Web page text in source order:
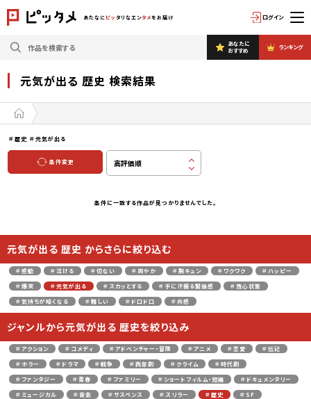
あたなに ピッ タリなエンタメをお届け ログイン
あなたに
おすすめ
ランキング
元気が出る 歴史 検索結果
＃歴史 ＃元気が出る
条件変更
条件に一致する作品が見つかりませんでした。
元気が出る 歴史 からさらに絞り込む
＃感動 ＃泣ける ＃切ない ＃爽やか ＃胸キュン ＃ワクワク
＃ハッピー
＃爆笑
＃元気が出る ＃スカッとする ＃手に汗握る緊張感
＃放心状態
＃気持ちが暗くなる
＃難しい ＃ドロドロ ＃共感
ジャンルから元気が出る 歴史を絞り込み
＃アクション ＃コメディ ＃アドベンチャー・冒険 ＃アニメ ＃恋愛
＃伝記
＃ホラー
＃ドラマ ＃戦争 ＃西部劇 ＃クライム
＃時代劇
＃ファンタジー
＃青春 ＃ファミリー ＃ショートフィルム・短編
＃ドキュメンタリー
＃ミュージカル
＃音楽 ＃サスペンス ＃スリラー ＃歴史
＃SF